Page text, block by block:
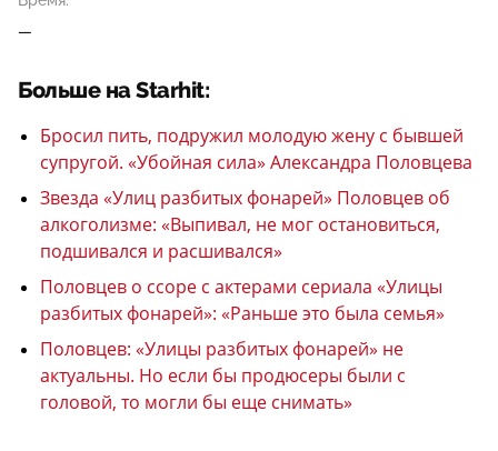
—
Больше на Starhit:
Бросил пить, подружил молодую жену с бывшей
супругой. «Убойная сила» Александра Половцева
Звезда «Улиц разбитых фонарей» Половцев об
алкоголизме: «Выпивал, не мог остановиться,
подшивался и расшивался»
Половцев о ссоре с актерами сериала «Улицы
разбитых фонарей»: «Раньше это была семья»
Половцев: «Улицы разбитых фонарей» не
актуальны. Но если бы продюсеры были с
головой, то могли бы еще снимать»